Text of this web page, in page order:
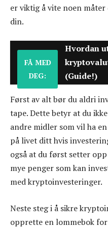
er viktig å vite noen
din.
FÅ MED
DEG:
Hvordan
(Guide!)
Først av alt bør du aldri
tape. Dette betyr at du
andre midler som vil ha
på livet ditt hvis
også at du først setter
mye penger som kan
med kryptoinvesteringer.
Neste steg i å sikre
opprette en lommebok